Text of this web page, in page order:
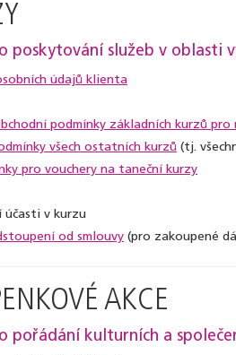
poskytování služeb v oblasti
údajů klienta
podmínky základních kurzů pro
všech ostatních kurzů (tj.
pro vouchery na taneční kurzy
účasti v kurzu
od smlouvy (pro zakoupené
AKCE
pořádání kulturních a